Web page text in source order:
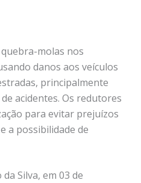
molas nos
danos aos veículos
principalmente
acidentes. Os redutores
para evitar prejuízos
a possibilidade de
Silva, em 03 de